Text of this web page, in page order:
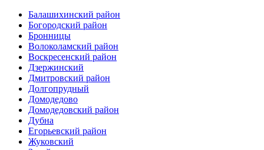
Балашихинский район
Богородский район
Бронницы
Волоколамский район
Воскресенский район
Дзержинский
Дмитровский район
Долгопрудный
Домодедово
Домодедовский район
Дубна
Егорьевский район
Жуковский